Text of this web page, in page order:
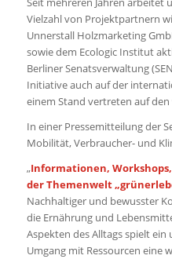
Vielzahl von Projektpartnern
Unnerstall Holzmarketing
sowie dem Ecologic Institut
Berliner Senatsverwaltung
Initiative auch auf der
einem Stand vertreten auf
In einer Pressemitteilung der
Mobilität, Verbraucher- und
„Informationen,
der Themenwelt
Nachhaltiger und bewusster
die Ernährung und
Aspekten des Alltags spielt
Umgang mit Ressourcen eine